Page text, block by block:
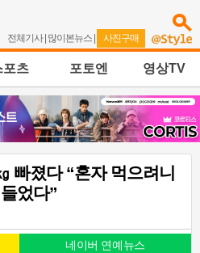
전체기사| 많이본뉴스 | 사진구매
포츠 포토엔 영상TV
빠졌다 “혼자 먹으려니
었다”
네이버 연예뉴스